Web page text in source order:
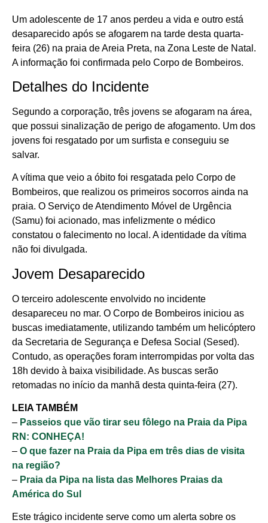
Um adolescente de 17 anos perdeu a vida e outro está
desaparecido após se afogarem na tarde desta quarta-
feira (26) na praia de Areia Preta, na Zona Leste de Natal.
A informação foi confirmada pelo Corpo de Bombeiros.
Detalhes do Incidente
Segundo a corporação, três jovens se afogaram na área,
que possui sinalização de perigo de afogamento. Um dos
jovens foi resgatado por um surfista e conseguiu se
salvar.
A vítima que veio a óbito foi resgatada pelo Corpo de
Bombeiros, que realizou os primeiros socorros ainda na
praia. O Serviço de Atendimento Móvel de Urgência
(Samu) foi acionado, mas infelizmente o médico
constatou o falecimento no local. A identidade da vítima
não foi divulgada.
Jovem Desaparecido
O terceiro adolescente envolvido no incidente
desapareceu no mar. O Corpo de Bombeiros iniciou as
buscas imediatamente, utilizando também um helicóptero
da Secretaria de Segurança e Defesa Social (Sesed).
Contudo, as operações foram interrompidas por volta das
18h devido à baixa visibilidade. As buscas serão
retomadas no início da manhã desta quinta-feira (27).
LEIA TAMBÉM
– Passeios que vão tirar seu fôlego na Praia da Pipa
RN: CONHEÇA!
– O que fazer na Praia da Pipa em três dias de visita
na região?
– Praia da Pipa na lista das Melhores Praias da
América do Sul
Este trágico incidente serve como um alerta sobre os